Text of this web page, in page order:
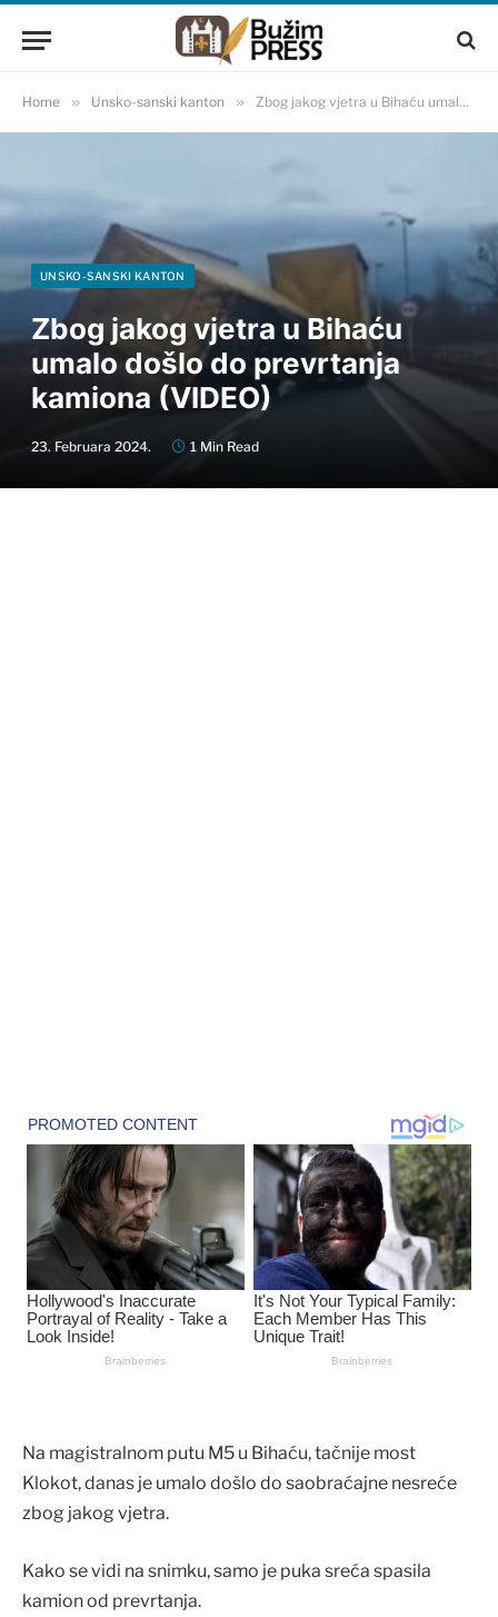
Home » Unsko-sanski kanton » Zbog jakog vjetra u Bihaću umalo došlo do prevrtanja kamiona (VIDEO)
UNSKO-SANSKI KANTON
Zbog jakog vjetra u Bihaću
umalo došlo do prevrtanja
kamiona (VIDEO)
23. Februara 2024. 1 Min Read
Na magistralnom putu M5 u Bihaću, tačnije most
Klokot, danas je umalo došlo do saobraćajne nesreće
zbog jakog vjetra.
Kako se vidi na snimku, samo je puka sreća spasila
kamion od prevrtanja.